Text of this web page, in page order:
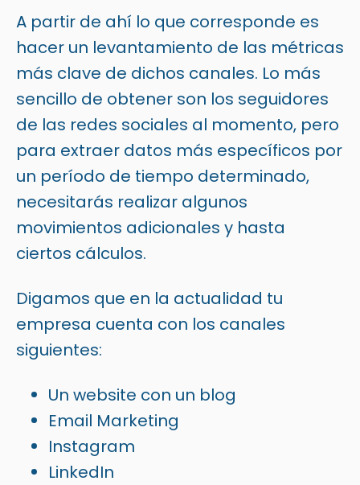
A partir de ahí lo que corresponde es
hacer un levantamiento de las métricas
más clave de dichos canales. Lo más
sencillo de obtener son los seguidores
de las redes sociales al momento, pero
para extraer datos más específicos por
un período de tiempo determinado,
necesitarás realizar algunos
movimientos adicionales y hasta
ciertos cálculos.
Digamos que en la actualidad tu
empresa cuenta con los canales
siguientes:
Un website con un blog
Email Marketing
Instagram
LinkedIn